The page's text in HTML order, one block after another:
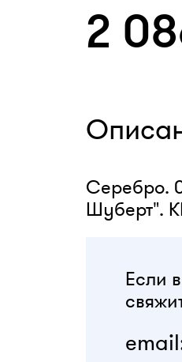
2
Серебро.
Шуберт".
Если